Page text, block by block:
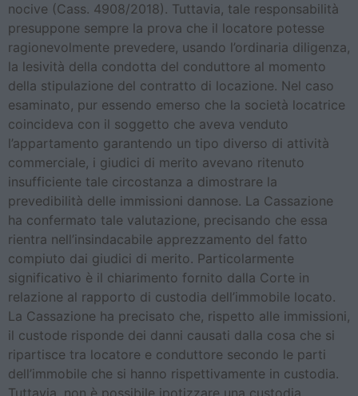
nocive (Cass. 4908/2018). Tuttavia, tale responsabilità
presuppone sempre la prova che il locatore potesse
ragionevolmente prevedere, usando l’ordinaria diligenza,
la lesività della condotta del conduttore al momento
della stipulazione del contratto di locazione. Nel caso
esaminato, pur essendo emerso che la società locatrice
coincideva con il soggetto che aveva venduto
l’appartamento garantendo un tipo diverso di attività
commerciale, i giudici di merito avevano ritenuto
insufficiente tale circostanza a dimostrare la
prevedibilità delle immissioni dannose. La Cassazione
ha confermato tale valutazione, precisando che essa
rientra nell’insindacabile apprezzamento del fatto
compiuto dai giudici di merito. Particolarmente
significativo è il chiarimento fornito dalla Corte in
relazione al rapporto di custodia dell’immobile locato.
La Cassazione ha precisato che, rispetto alle immissioni,
il custode risponde dei danni causati dalla cosa che si
ripartisce tra locatore e conduttore secondo le parti
dell’immobile che si hanno rispettivamente in custodia.
Tuttavia, non è possibile ipotizzare una custodia